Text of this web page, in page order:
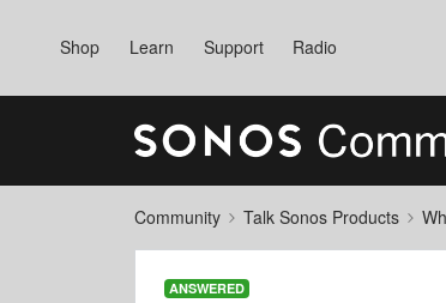
Shop Learn Support Radio
Community Talk Sonos Products
ANSWERED